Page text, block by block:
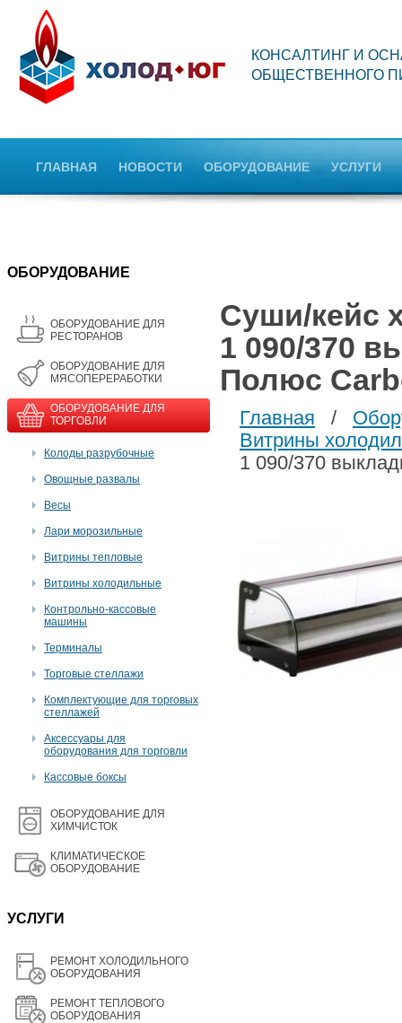
КОНСАЛТИНГ И
ОБЩЕСТВЕННОГО
ГЛАВНАЯ НОВОСТИ ОБОРУДОВАНИЕ УСЛУГИ
OБОРУДОВАНИЕ
ОБОРУДОВАНИЕ ДЛЯ
РЕСТОРАНОВ
OБОРУДОВАНИЕ ДЛЯ
МЯСОПЕРЕРАБОТКИ
ОБОРУДОВАНИЕ ДЛЯ
ТОРГОВЛИ
Колоды разрубочные
Овощные развалы
Весы
Лари морозильные
Витрины тепловые
Витрины холодильные
Контрольно-кассовые
машины
Терминалы
Торговые стеллажи
Комплектующие для торговых
стеллажей
Аксессуары для
оборудования для торговли
Кассовые боксы
ОБОРУДОВАНИЕ ДЛЯ
ХИМЧИСТОК
КЛИМАТИЧЕСКОЕ
ОБОРУДОВАНИЕ
УСЛУГИ
РЕМОНТ ХОЛОДИЛЬНОГО
ОБОРУДОВАНИЯ
РЕМОНТ ТЕПЛОВОГО
ОБОРУДОВАНИЯ
Суши/кейс
1 090/370
Полюс
Главная /
Витрины
1 090/370